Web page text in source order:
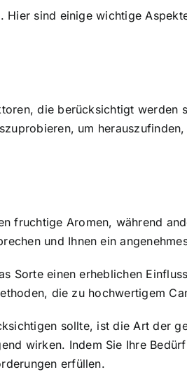
Hier sind einige wichtige
die berücksichtigt werden
um
fruchtige Aromen, während
und Ihnen ein
Sorte einen erheblichen
die zu hochwertigem
sollte, ist die Art der
wirken. Indem Sie Ihre
erfüllen.